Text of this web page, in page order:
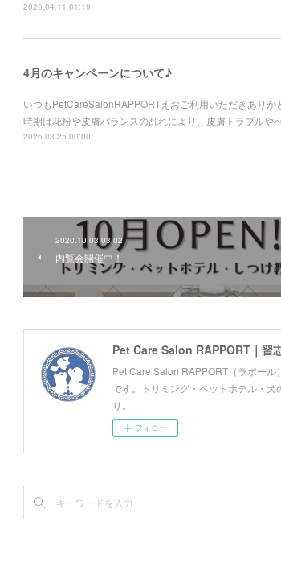
2026.04.11 01:19
4月のキャンペーンについて♪
いつもPetCareSalonRAPPORTえおご利用いただきあり
時期は花粉や皮膚バランスの乱れにより、皮膚トラブルや
2026.03.25 00:00
2020.10.03 03:02
内覧会開催中！
Pet Care Salon RAPPORT（ラポー
です。トリミング・ペットホテル・
り。
フォロー